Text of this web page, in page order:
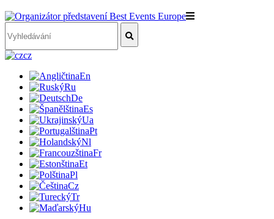
cz
En
Ru
De
Es
Ua
Pt
Nl
Fr
Et
Pl
Cz
Tr
Hu